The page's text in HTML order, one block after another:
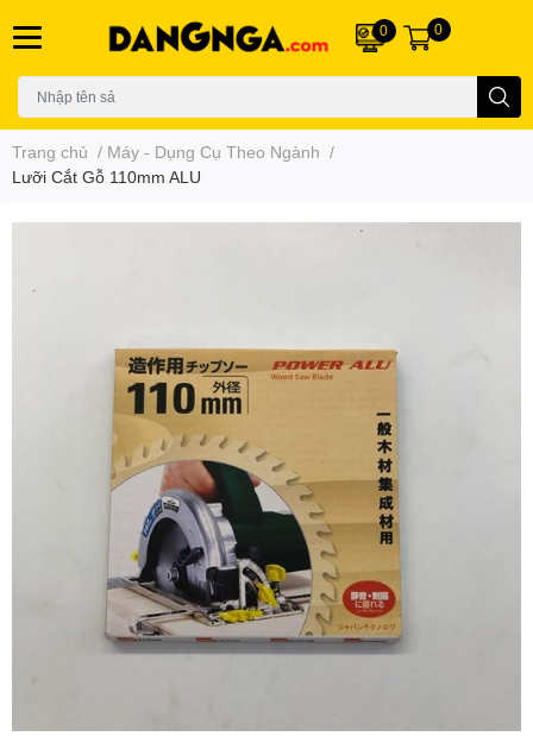
0 0
Trang chủ / Máy - Dụng Cụ Theo Ngành /
Lưỡi Cắt Gỗ 110mm ALU